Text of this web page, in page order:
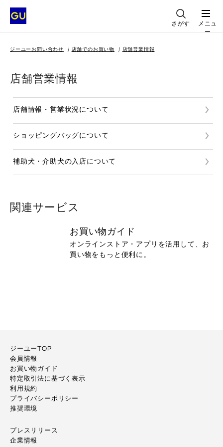
さがす
メニュ
ー
ジーユーお問い合わせ 店舗でのお買い物 店舗営業情報
店舗営業情報
店舗情報・営業状況について
ショッピングバッグについて
補助犬・介助犬の入店について
関連サービス
お買い物ガイド
オンラインストア・アプリを活用して、お
買い物をもっと便利に。
ジーユーTOP
会員情報
お買い物ガイド
特定取引法に基づく表示
利用規約
プライバシーポリシー
推奨環境
プレスリリース
企業情報